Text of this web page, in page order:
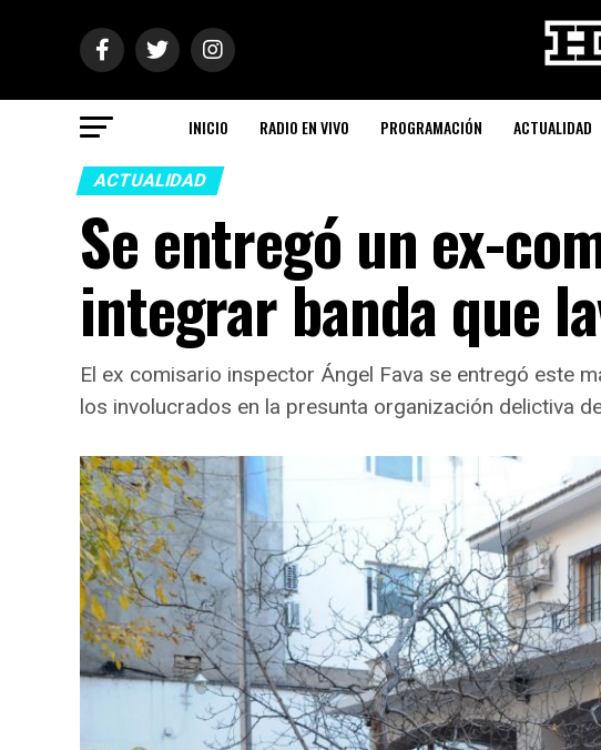
INICIO RADIO EN VIVO PROGRAMACIÓN ACTUALIDAD
ACTUALIDAD
Se entregó un ex-
integrar banda que
El ex comisario inspector Ángel Fava se entregó este
los involucrados en la presunta organización delictiva